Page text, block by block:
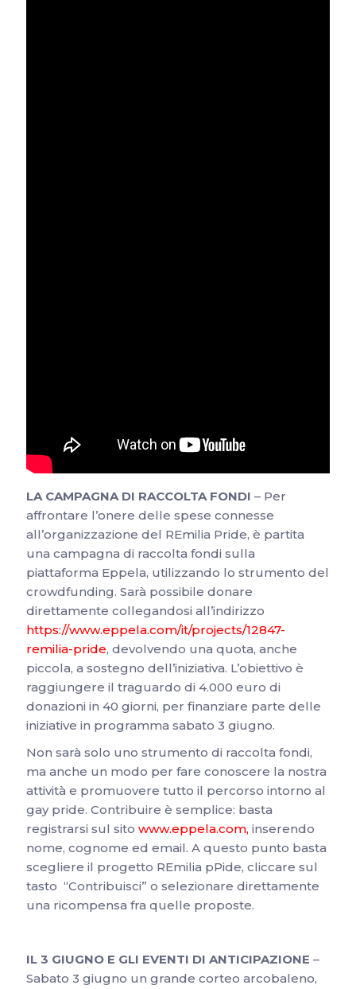
LA CAMPAGNA DI RACCOLTA FONDI – Per
affrontare l’onere delle spese connesse
all’organizzazione del REmilia Pride, è partita
una campagna di raccolta fondi sulla
piattaforma Eppela, utilizzando lo strumento del
crowdfunding. Sarà possibile donare
direttamente collegandosi all’indirizzo
https://www.eppela.com/it/projects/12847-
remilia-pride, devolvendo una quota, anche
piccola, a sostegno dell’iniziativa. L’obiettivo è
raggiungere il traguardo di 4.000 euro di
donazioni in 40 giorni, per finanziare parte delle
iniziative in programma sabato 3 giugno.
Non sarà solo uno strumento di raccolta fondi,
ma anche un modo per fare conoscere la nostra
attività e promuovere tutto il percorso intorno al
gay pride. Contribuire è semplice: basta
registrarsi sul sito www.eppela.com, inserendo
nome, cognome ed email. A questo punto basta
scegliere il progetto REmilia pPide, cliccare sul
tasto “Contribuisci” o selezionare direttamente
una ricompensa fra quelle proposte.
IL 3 GIUGNO E GLI EVENTI DI ANTICIPAZIONE –
Sabato 3 giugno un grande corteo arcobaleno,